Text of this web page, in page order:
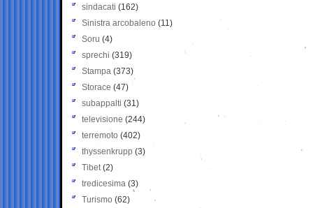
sindacati (162)
Sinistra arcobaleno (11)
Soru (4)
sprechi (319)
Stampa (373)
Storace (47)
subappalti (31)
televisione(244)
terremoto (402)
thyssenkrupp (3)
Tibet(2)
tredicesima (3)
Turismo (62)